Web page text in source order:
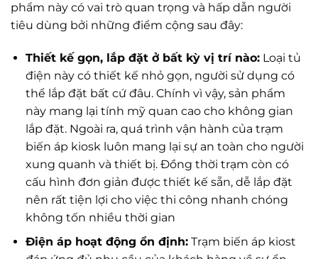
phẩm này có vai trò quan trọng và hấp dẫn người
tiêu dùng bởi những điểm cộng sau đây:
Thiết kế gọn, lắp đặt ở bất kỳ vị trí nào:Loại tủ
điện này có thiết kế nhỏ gọn, người sử dụng có
thể lắp đặt bất cứ đâu. Chính vì vậy, sản phẩm
này mang lại tính mỹ quan cao cho không gian
lắp đặt. Ngoài ra, quá trình vận hành của trạm
biến áp kiosk luôn mang lại sự an toàn cho người
xung quanh và thiết bị. Đồng thời trạm còn có
cấu hình đơn giản được thiết kế sẵn, dễ lắp đặt
nên rất tiện lợi cho việc thi công nhanh chóng
không tốn nhiều thời gian
Điện áp hoạt động ổn định:Trạm biến áp kiost